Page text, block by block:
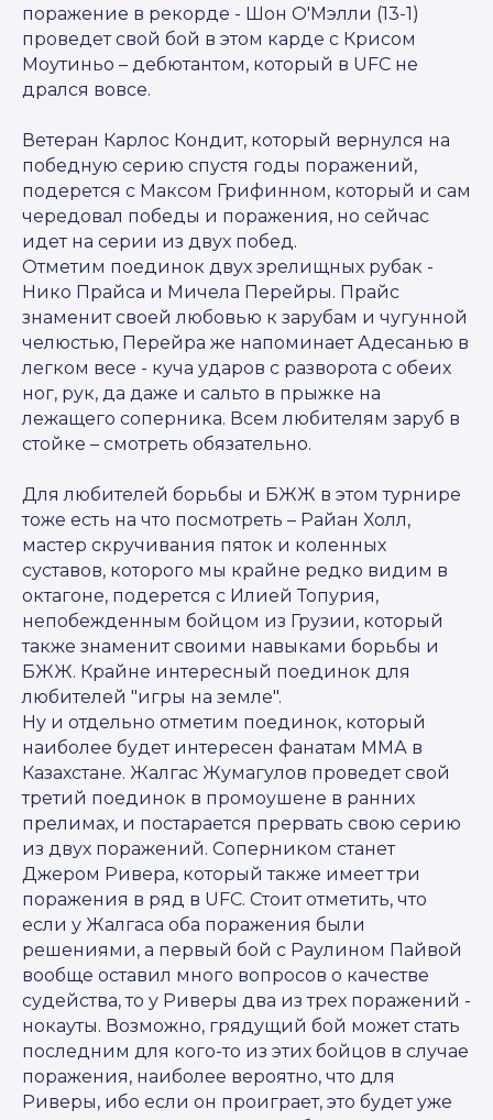
поражение в рекорде - Шон О'Мэлли (13-1)
проведет свой бой в этом карде с Крисом
Моутиньо – дебютантом, который в UFC не
дрался вовсе.
Ветеран Карлос Кондит, который вернулся на
победную серию спустя годы поражений,
подерется с Максом Грифинном, который и сам
чередовал победы и поражения, но сейчас
идет на серии из двух побед.
Отметим поединок двух зрелищных рубак -
Нико Прайса и Мичела Перейры. Прайс
знаменит своей любовью к зарубам и чугунной
челюстью, Перейра же напоминает Адесанью в
легком весе - куча ударов с разворота с обеих
ног, рук, да даже и сальто в прыжке на
лежащего соперника. Всем любителям заруб в
стойке – смотреть обязательно.
Для любителей борьбы и БЖЖ в этом турнире
тоже есть на что посмотреть – Райан Холл,
мастер скручивания пяток и коленных
суставов, которого мы крайне редко видим в
октагоне, подерется с Илией Топурия,
непобежденным бойцом из Грузии, который
также знаменит своими навыками борьбы и
БЖЖ. Крайне интересный поединок для
любителей "игры на земле".
Ну и отдельно отметим поединок, который
наиболее будет интересен фанатам ММА в
Казахстане. Жалгас Жумагулов проведет свой
третий поединок в промоушене в ранних
прелимах, и постарается прервать свою серию
из двух поражений. Соперником станет
Джером Ривера, который также имеет три
поражения в ряд в UFC. Стоит отметить, что
если у Жалгаса оба поражения были
решениями, а первый бой с Раулином Пайвой
вообще оставил много вопросов о качестве
судейства, то у Риверы два из трех поражений -
нокауты. Возможно, грядущий бой может стать
последним для кого-то из этих бойцов в случае
поражения, наиболее вероятно, что для
Риверы, ибо если он проиграет, это будет уже